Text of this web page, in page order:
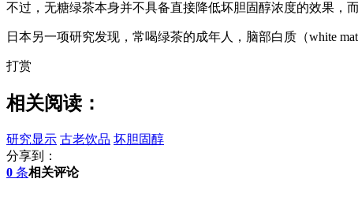
不过，无糖绿茶本身并不具备直接降低坏胆固醇浓度的效果，
日本另一项研究发现，常喝绿茶的成年人，脑部白质（white
打赏
相关阅读：
研究显示 古老饮品 坏胆固醇
分享到：
0 条相关评论